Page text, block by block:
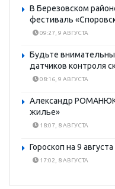
В Березовском
фестиваль
09:27, 9 АВГУСТА
Будьте внимательны
датчиков контроля
08:16, 9 АВГУСТА
Александр
жилье»
18:07, 8 АВГУСТА
Гороскоп на 9 августа
17:02, 8 АВГУСТА